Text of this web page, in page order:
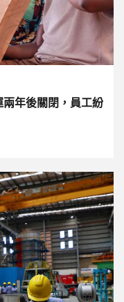
年後關閉，員工紛